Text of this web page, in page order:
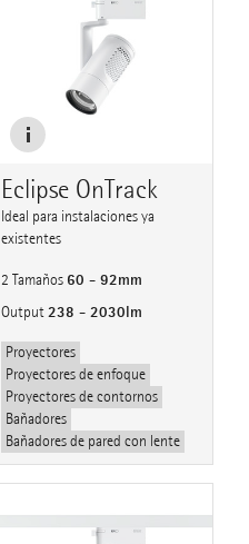
Eclipse OnTrack
Ideal para instalaciones ya
existentes
2 Tamaños 60 - 92mm
Output238 - 2030lm
Proyectores
Proyectores de enfoque
Proyectores de contornos
Bañadores
Bañadores de pared con lente